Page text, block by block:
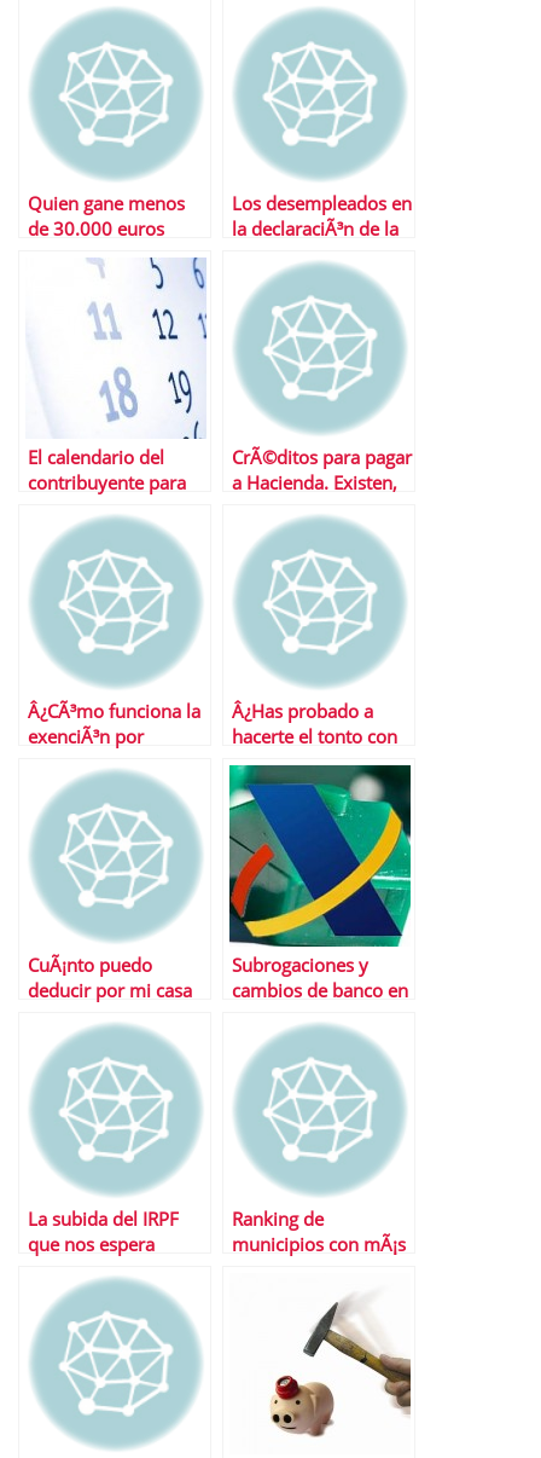
Quien gane menos
de 30.000 euros
podrÃ¡ seguir
desgravÃ¡ndose la
vivienda en 2011
Los desempleados en
la declaraciÃ³n de la
El calendario del
contribuyente para
CrÃ©ditos para pagar
a Hacienda. Existen,
Â¿CÃ³mo funciona la
exenciÃ³n por
vivienda habitual?
Â¿Has probado a
hacerte el tonto con
Hacienda?
CuÃ¡nto puedo
deducir por mi casa
Subrogaciones y
cambios de banco en
La subida del IRPF
que nos espera
Ranking de
municipios con mÃ¡s